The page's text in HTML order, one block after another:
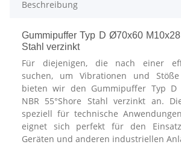
Beschreibung
Gummipuffer Typ D Ø70x60
Stahl verzinkt
Für diejenigen, die nach einer
suchen, um Vibrationen und
bieten wir den Gummipuffer Typ D
NBR 55°Shore Stahl verzinkt an.
speziell für technische
eignet sich perfekt für den
Geräten und anderen industriellen